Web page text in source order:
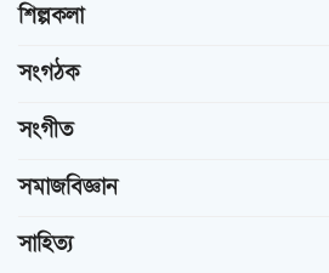
শিল্পকলা
সংগঠক
সংগীত
সমাজবিজ্ঞান
সাহিত্য